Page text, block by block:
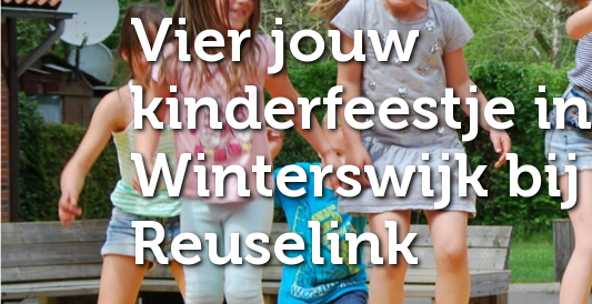
Vier jouw
kinderfeestje in
Winterswijk bij
Reuselink